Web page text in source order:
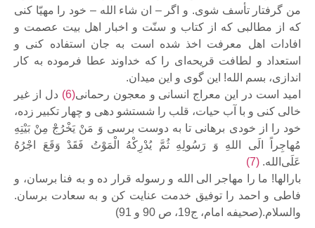
من گرفتار تأسف شوی. و اگر – ان شاء الله – خود را مهیّا کنی
که از مطالبی که از کتاب و سنّت و اخبار اهل بیت عصمت و
افادات اهل معرفت اخذ شده است به جان استفاده کنی و
استعداد و لطافت قریحه‌ای را که خداوند عطا فرموده به کار
اندازی، بسم الله! این گوی و این میدان.
امید است در این معراج انسانی و معجون رحمانی‌(6)
دل از غیر
خالی کنی و با آب حیات، قلب را شستشو دهی و چهار تکبیر زده،
خود را از خودی برهانی تا به دوست برسی وَ مَنْ یَخْرُجْ مِنْ بَیْتِهِ
مُهاجِراً الَی اللهِ وَ رَسُولِهِ ثُمَّ یُدْرِکْهُ الْمَوْتُ فَقَدْ وَقَعَ اجْرُهُ
عَلَی‌الله. (7)
بارالها! ما را مهاجر الی الله و رسوله قرار ده و به فنا برسان، و
فاطی و احمد را توفیق خدمت عنایت کن و به سعادت برسان.
والسلام.(صحیفه امام، ج19، ص 90 و 91)